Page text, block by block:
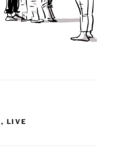
, LIVE